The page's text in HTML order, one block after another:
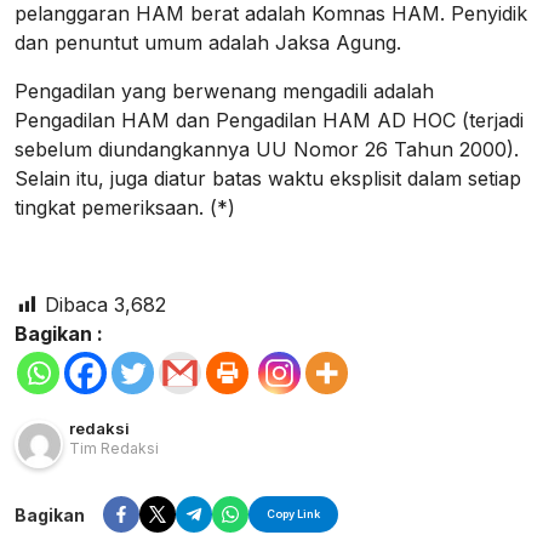
pelanggaran HAM berat adalah Komnas HAM. Penyidik
dan penuntut umum adalah Jaksa Agung.
Pengadilan yang berwenang mengadili adalah
Pengadilan HAM dan Pengadilan HAM AD HOC (terjadi
sebelum diundangkannya UU Nomor 26 Tahun 2000).
Selain itu, juga diatur batas waktu eksplisit dalam setiap
tingkat pemeriksaan. (*)
Dibaca 3,682
Bagikan :
redaksi
Tim Redaksi
Bagikan Copy Link